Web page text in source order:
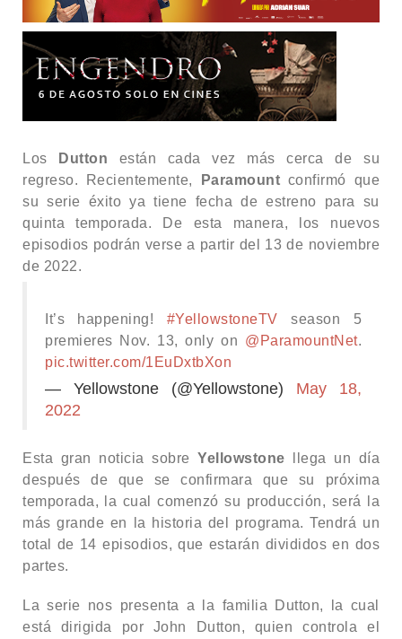
Los Dutton están cada vez más cerca de su
regreso. Recientemente,
Paramount confirmó que
su serie éxito ya tiene fecha de estreno para su
quinta temporada. De esta manera, los nuevos
episodios podrán verse a partir del 13 de noviembre
de 2022.
It’s happening! #YellowstoneTV season 5
premieres Nov. 13, only on @ParamountNet.
pic.twitter.com/1EuDxtbXon
— Yellowstone (@Yellowstone) May 18,
2022
Esta gran noticia sobre Yellowstone llega un día
después de que se confirmara que su próxima
temporada, la cual comenzó su producción, será la
más grande en la historia del programa. Tendrá un
total de 14 episodios, que estarán divididos en dos
partes.
La serie nos presenta a la familia Dutton, la cual
está dirigida por John Dutton, quien controla el